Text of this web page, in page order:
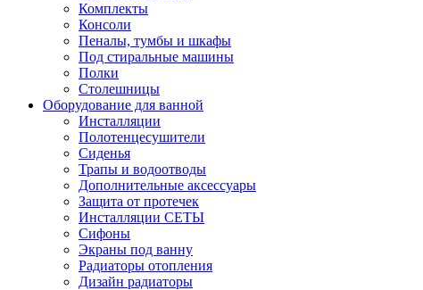
Комплекты
Консоли
Пеналы, тумбы и шкафы
Под стиральные машины
Полки
Столешницы
Оборудование для ванной
Инсталляции
Полотенцесушители
Сиденья
Трапы и водоотводы
Дополнительные аксессуары
Защита от протечек
Инсталляции СЕТЫ
Сифоны
Экраны под ванну
Радиаторы отопления
Дизайн радиаторы